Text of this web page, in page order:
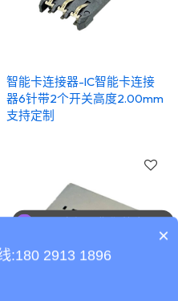
智能卡连接器-IC智能卡连接
器6针带2个开关高度2.00mm
支持定制
可以介绍下你们的产品么
×
:180 2913 1896